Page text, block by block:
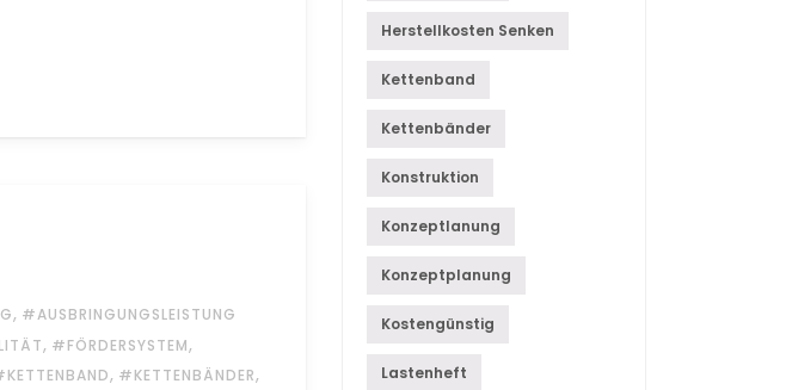
, #AUSBRINGUNGSLEISTUNG
, #FÖRDERSYSTEM,
, #KETTENBÄNDER,
Herstellkosten Senken
Kettenband
Kettenbänder
Konstruktion
Konzeptlanung
Konzeptplanung
Kostengünstig
Lastenheft